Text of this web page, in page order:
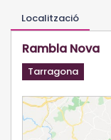
Localització
Rambla Nova
Tarragona